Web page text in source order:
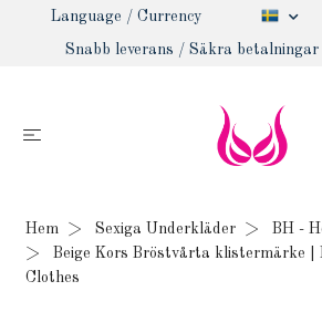
Language / Currency
Snabb leverans / Säkra
Hem Sexiga Underkläder
BH -
Beige Kors Bröstvårta klistermärke |
Clothes